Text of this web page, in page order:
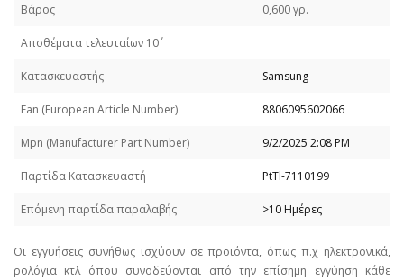
Βάρος 0,600 γρ.
Απoθέματα τελευταίων 10΄
Κατασκευαστής Samsung
Εan (European Article Number) 8806095602066
Mpn (Manufacturer Part Number) 9/2/2025 2:08 PM
Παρτίδα Κατασκευαστή PtTl-7110199
Επόμενη παρτίδα παραλαβής >10 Ημέρες
Οι εγγυήσεις συνήθως ισχύουν σε προϊόντα, όπως π.χ ηλεκτρονικά,
ρολόγια κτλ όπου συνοδεύονται από την επίσημη εγγύηση κάθε